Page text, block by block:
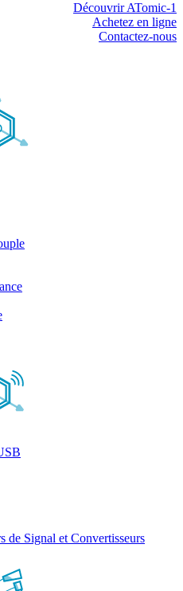
Découvrir ATomic-1
Achetez en ligne
Contactez-nous
de Signal et Convertisseurs